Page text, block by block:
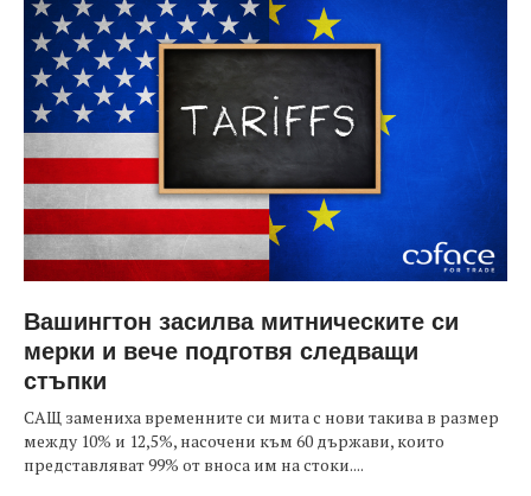
Вашингтон засилва митническите си
мерки и вече подготвя следващи
стъпки
САЩ замениха временните си мита с нови такива в размер
между 10% и 12,5%, насочени към 60 държави, които
представляват 99% от вноса им на стоки....